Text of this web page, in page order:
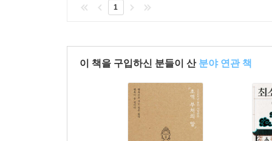
편의 과제와도 같으니 이를 견뎌내는 것만으로
통제할 수 있는 것은 아니다. 하지만 일이 벌어
담담하게 맞선다면 적어도 자기 자신만큼은
로버트슨이 말하는 ‘탈파국화 전략’, 즉 감정을
살아가는 우리에게 유용한 지침이 되어줄 것이다.
1
이 책을 구입하신 분들이 산 분야 연관 책